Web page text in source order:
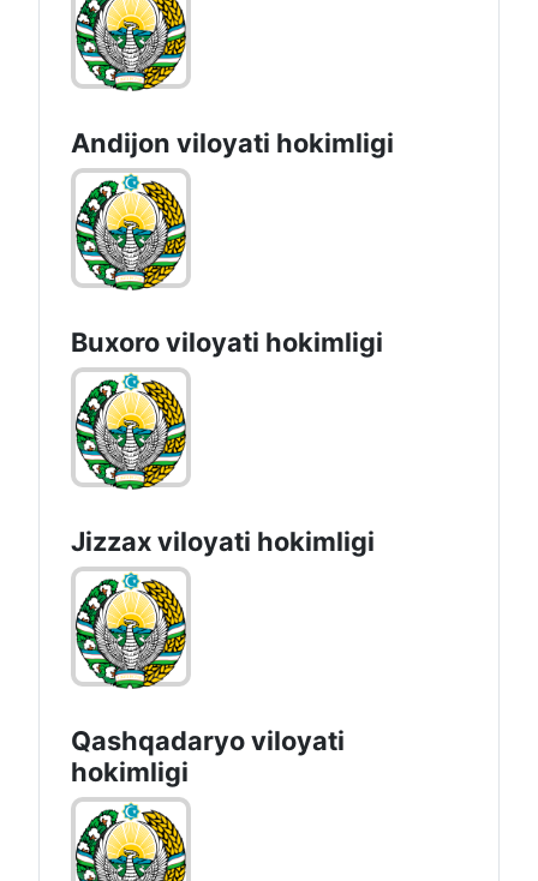
Andijon vilоyati hоkimligi
Buxoro viloyati hokimligi
Jizzах vilоyati hоkimligi
Qashqadaryo viloyati
hоkimligi